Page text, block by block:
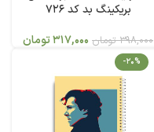
بریکینگ بد کد 726
398,000 تومان 317,000تومان
-20%